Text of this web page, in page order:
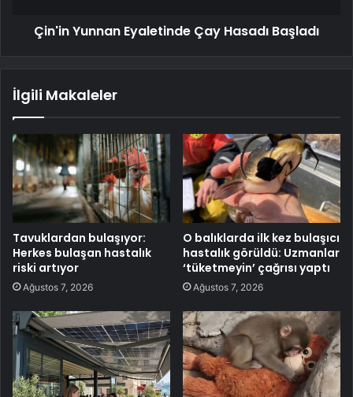
Çin'in Yunnan Eyaletinde Çay Hasadı Başladı
İlgili Makaleler
Tavuklardan bulaşıyor:
Herkes bulaşan hastalık
riski artıyor
Ağustos 7, 2026
O balıklarda ilk kez bulaşıcı
hastalık görüldü: Uzmanlar
‘tüketmeyin’ çağrısı yaptı
Ağustos 7, 2026